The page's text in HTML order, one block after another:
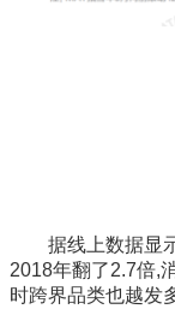
据线上数据显
2018年翻了2.7倍,
时跨界品类也越发